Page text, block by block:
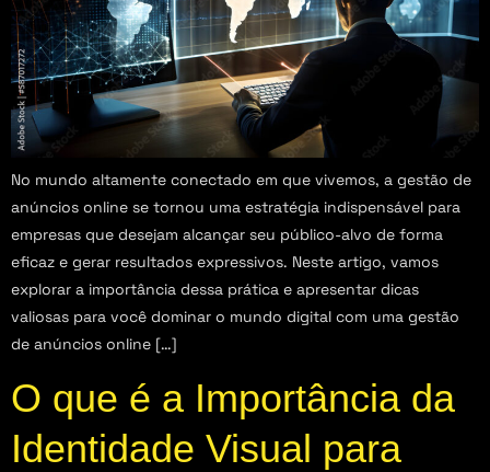
No mundo altamente conectado em que vivemos, a gestão de
anúncios online se tornou uma estratégia indispensável para
empresas que desejam alcançar seu público-alvo de forma
eficaz e gerar resultados expressivos. Neste artigo, vamos
explorar a importância dessa prática e apresentar dicas
valiosas para você dominar o mundo digital com uma gestão
de anúncios online […]
O que é a Importância da
Identidade Visual para